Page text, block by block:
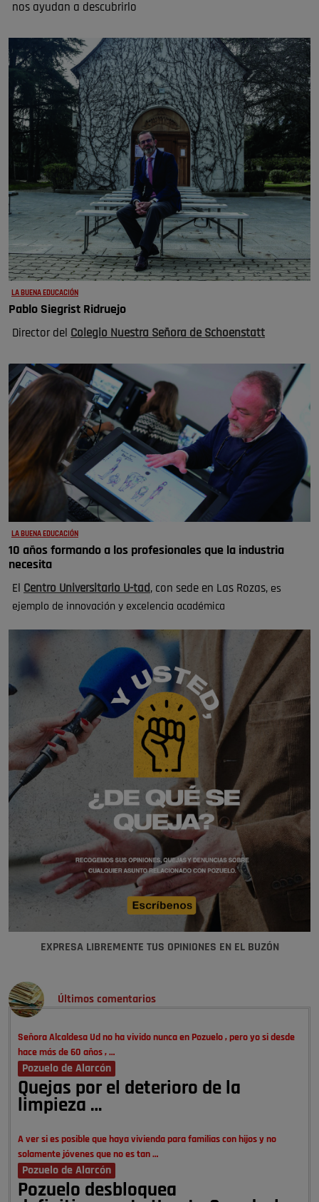
nos ayudan a descubrirlo
LA BUENA EDUCACIÓN
Pablo Siegrist Ridruejo
Director del Colegio Nuestra Señora de Schoenstatt
LA BUENA EDUCACIÓN
10 años formando a los profesionales que la industria
necesita
El Centro Universitario U-tad, con sede en Las Rozas, es
ejemplo de innovación y excelencia académica
EXPRESA LIBREMENTE TUS OPINIONES EN EL BUZÓN
Últimos comentarios
Señora Alcaldesa Ud no ha vivido nunca en Pozuelo , pero yo si desde
hace más de 60 años , …
Pozuelo de Alarcón
Quejas por el deterioro de la
limpieza …
A ver si es posible que haya vivienda para familias con hijos y no
solamente jóvenes que no es tan …
Pozuelo de Alarcón
Pozuelo desbloquea